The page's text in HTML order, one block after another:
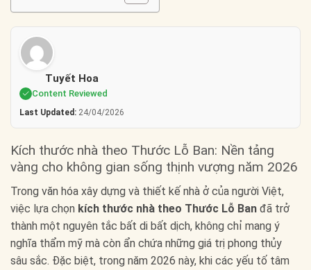
Tuyết Hoa
Content Reviewed
Last Updated: 24/04/2026
Kích thước nhà theo Thước Lỗ Ban: Nền tảng
vàng cho không gian sống thịnh vượng năm 2026
Trong văn hóa xây dựng và thiết kế nhà ở của người Việt,
việc lựa chọn kích thước nhà theo Thước Lỗ Ban đã trở
thành một nguyên tắc bất di bất dịch, không chỉ mang ý
nghĩa thẩm mỹ mà còn ẩn chứa những giá trị phong thủy
sâu sắc. Đặc biệt, trong năm 2026 này, khi các yếu tố tâm